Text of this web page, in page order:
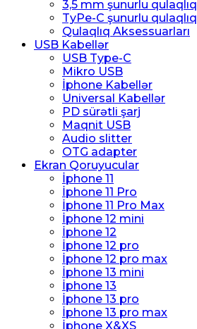
3,5 mm şunurlu qulaqlıq
TyPe-C şunurlu qulaqlıq
Qulaqlıq Aksessuarları
USB Kabellər
USB Type-C
Mikro USB
İphone Kabellər
Universal Kabellər
PD sürətli şarj
Maqnit USB
Audio slitter
OTG adapter
Ekran Qoruyucular
İphone 11
İphone 11 Pro
İphone 11 Pro Max
İphone 12 mini
İphone 12
İphone 12 pro
İphone 12 pro max
İphone 13 mini
İphone 13
İphone 13 pro
İphone 13 pro max
İphone X&XS